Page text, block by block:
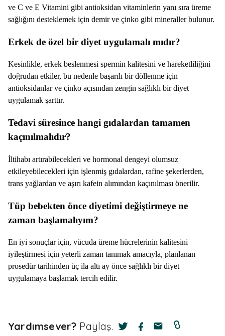
ve C ve E Vitamini gibi antioksidan vitaminlerin yanı sıra üreme
sağlığını desteklemek için demir ve çinko gibi mineraller bulunur.
Erkek de özel bir diyet uygulamalı mıdır?
Kesinlikle, erkek beslenmesi spermin kalitesini ve hareketliliğini
doğrudan etkiler, bu nedenle başarılı bir döllenme için
antioksidanlar ve çinko açısından zengin sağlıklı bir diyet
uygulamak şarttır.
Tedavi süresince hangi gıdalardan tamamen
kaçınılmalıdır?
İltihabı artırabilecekleri ve hormonal dengeyi olumsuz
etkileyebilecekleri için işlenmiş gıdalardan, rafine şekerlerden,
trans yağlardan ve aşırı kafein alımından kaçınılması önerilir.
Tüp bebekten önce diyetimi değiştirmeye ne
zaman başlamalıyım?
En iyi sonuçlar için, vücuda üreme hücrelerinin kalitesini
iyileştirmesi için yeterli zaman tanımak amacıyla, planlanan
prosedür tarihinden üç ila altı ay önce sağlıklı bir diyet
uygulamaya başlamak tercih edilir.
Yardımsever? Paylaş.